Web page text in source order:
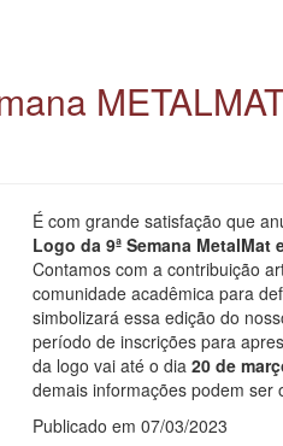
É com grande satisfação que
Logo da 9ª Semana MetalMat
Contamos com a contribuição
comunidade acadêmica para
simbolizará essa edição do
período de inscrições para
da logo vai até o dia 20 de
demais informações podem ser
Publicado em 07/03/2023